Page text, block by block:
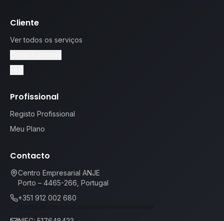
Cliente
Ver todos os serviços
Profissional
Registo Profissional
Meu Plano
Contacto
Centro Empresarial ANJE
Porto – 4465-266, Portugal
+351 912 002 680